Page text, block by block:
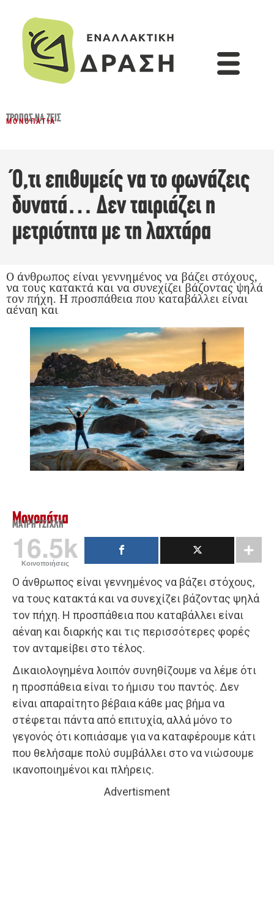
ΤΡΌΠΟΣ ΝΑ ΖΕΙΣ
ΜΟΝΟΠΆΤΙΑ
Ό,τι επιθυμείς να το φωνάζεις
δυνατά… Δεν ταιριάζει η
μετριότητα με τη λαχτάρα
Ο άνθρωπος είναι γεννημένος να βάζει στόχους,
να τους κατακτά και να συνεχίζει βάζοντας ψηλά
τον πήχη. Η προσπάθεια που καταβάλλει είναι
αέναη και
Μονοπάτια
ΜΑΊΡΗ ΤΣΙΧΛΉ
16.5k
Κοινοποιήσεις
Ο άνθρωπος είναι γεννημένος να βάζει στόχους,
να τους κατακτά και να συνεχίζει βάζοντας ψηλά
τον πήχη. Η προσπάθεια που καταβάλλει είναι
αέναη και διαρκής και τις περισσότερες φορές
τον ανταμείβει στο τέλος.
Δικαιολογημένα λοιπόν συνηθίζουμε να λέμε ότι
η προσπάθεια είναι το ήμισυ του παντός. Δεν
είναι απαραίτητο βέβαια κάθε μας βήμα να
στέφεται πάντα από επιτυχία, αλλά μόνο το
γεγονός ότι κοπιάσαμε για να καταφέρουμε κάτι
που θελήσαμε πολύ συμβάλλει στο να νιώσουμε
ικανοποιημένοι και πλήρεις.
Advertisment